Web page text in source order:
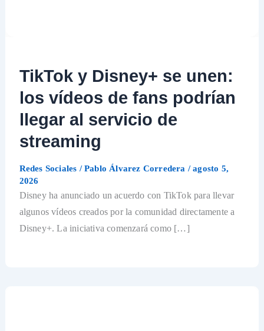
TikTok y Disney+ se unen:
los vídeos de fans podrían
llegar al servicio de
streaming
Redes Sociales /Pablo Álvarez Corredera /agosto 5,
2026
Disney ha anunciado un acuerdo con TikTok para llevar
algunos vídeos creados por la comunidad directamente a
Disney+. La iniciativa comenzará como […]